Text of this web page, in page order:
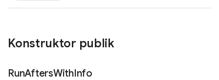
Konstruktor publik
RunAftersWithInfo